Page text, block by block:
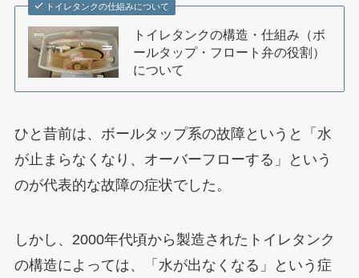
トイレタンクの仕組みについて
トイレタンクの構造・仕組み（ボ
ールタップ・フロート弁の役割）
について
ひと昔前は、ボールタップ系の故障というと「水
が止まらなくなり、オーバーフローする」という
のが代表的な故障の症状でした。
しかし、2000年代頃から製造されたトイレタンク
の構造によっては、「水が出なくなる」という症